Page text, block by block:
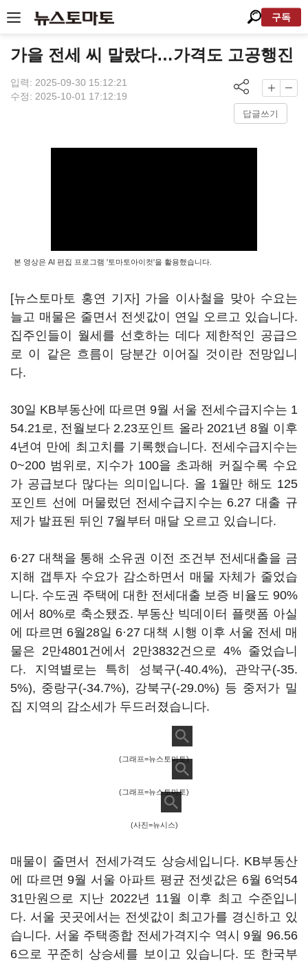
구독
가을 전세 씨 말랐다…가격도 고공행진
입력: 2025-09-30 15:12:21
수정: 2025-10-01 17:12:19
답글쓰기
본 영상은 AI 편집 프로그램 '토마토아이컷'을 활용했습니다.
[뉴스토마토 홍연 기자] 가을 이사철을 맞아 수요는
늘고 매물은 줄면서 전셋값이 연일 오르고 있습니다.
집주인들이 월세를 선호하는 데다 제한적인 공급으
로 이 같은 흐름이 당분간 이어질 것이란 전망입니
다.
30일 KB부동산에 따르면 9월 서울 전세수급지수는 1
54.21로, 전월보다 2.23포인트 올라 2021년 8월 이후
4년여 만에 최고치를 기록했습니다. 전세수급지수는
0~200 범위로, 지수가 100을 초과해 커질수록 수요
가 공급보다 많다는 의미입니다. 올 1월만 해도 125
포인트 선에 머물렀던 전세수급지수는 6.27 대출 규
제가 발표된 뒤인 7월부터 매달 오르고 있습니다.
6·27 대책을 통해 소유권 이전 조건부 전세대출을 금
지해 갭투자 수요가 감소하면서 매물 자체가 줄었습
니다. 수도권 주택에 대한 전세대출 보증 비율도 90%
에서 80%로 축소됐죠. 부동산 빅데이터 플랫폼 아실
에 따르면 6월28일 6·27 대책 시행 이후 서울 전세 매
물은 2만4801건에서 2만3832건으로 4% 줄었습니
다. 지역별로는 특히 성북구(-40.4%), 관악구(-35.
5%), 중랑구(-34.7%), 강북구(-29.0%) 등 중저가 밀
집 지역의 감소세가 두드러졌습니다.
(그래프=뉴스토마토)
(그래프=뉴스토마토)
(사진=뉴시스)
매물이 줄면서 전세가격도 상승세입니다. KB부동산
에 따르면 9월 서울 아파트 평균 전셋값은 6월 6억54
31만원으로 지난 2022년 11월 이후 최고 수준입니
다. 서울 곳곳에서는 전셋값이 최고가를 경신하고 있
습니다. 서울 주택종합 전세가격지수 역시 9월 96.56
6으로 꾸준히 상승세를 보이고 있습니다. 또 한국부